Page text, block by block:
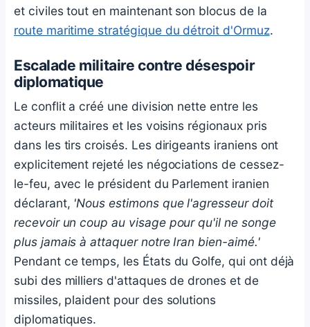
et civiles tout en maintenant son blocus de la
route maritime stratégique du détroit d'Ormuz.
Escalade militaire contre désespoir
diplomatique
Le conflit a créé une division nette entre les
acteurs militaires et les voisins régionaux pris
dans les tirs croisés. Les dirigeants iraniens ont
explicitement rejeté les négociations de cessez-
le-feu, avec le président du Parlement iranien
déclarant, 'Nous estimons que l'agresseur doit
recevoir un coup au visage pour qu'il ne songe
plus jamais à attaquer notre Iran bien-aimé.'
Pendant ce temps, les États du Golfe, qui ont déjà
subi des milliers d'attaques de drones et de
missiles, plaident pour des solutions
diplomatiques.